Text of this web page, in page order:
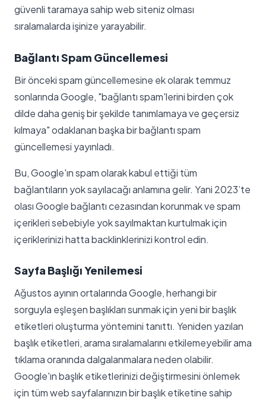
güvenli taramaya sahip web siteniz olması
sıralamalarda işinize yarayabilir.
Bağlantı Spam Güncellemesi
Bir önceki spam güncellemesine ek olarak temmuz
sonlarında Google, "bağlantı spam'lerini birden çok
dilde daha geniş bir şekilde tanımlamaya ve geçersiz
kılmaya" odaklanan başka bir bağlantı spam
güncellemesi yayınladı.
Bu, Google'ın spam olarak kabul ettiği tüm
bağlantıların yok sayılacağı anlamına gelir. Yani 2023’te
olası Google bağlantı cezasından korunmak ve spam
içerikleri sebebiyle yok sayılmaktan kurtulmak için
içeriklerinizi hatta backlinklerinizi kontrol edin.
Sayfa Başlığı Yenilemesi
Ağustos ayının ortalarında Google, herhangi bir
sorguyla eşleşen başlıkları sunmak için yeni bir başlık
etiketleri oluşturma yöntemini tanıttı. Yeniden yazılan
başlık etiketleri, arama sıralamalarını etkilemeyebilir ama
tıklama oranında dalgalanmalara neden olabilir.
Google'ın başlık etiketlerinizi değiştirmesini önlemek
için tüm web sayfalarınızın bir başlık etiketine sahip